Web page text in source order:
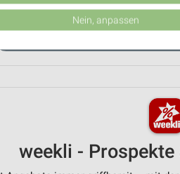
weekli - Prospekte
WerbungNein, anpassen